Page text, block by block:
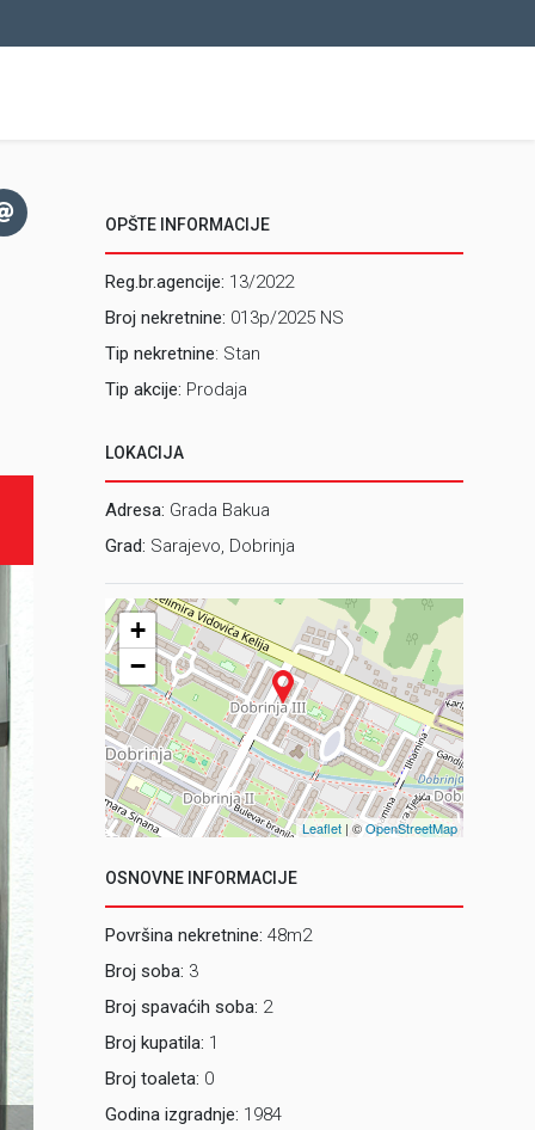
OPŠTE INFORMACIJE
Reg.br.agencije: 13/2022
Broj nekretnine: 013p/2025 NS
Tip nekretnine: Stan
Tip akcije: Prodaja
LOKACIJA
Adresa: Grada Bakua
Grad: Sarajevo, Dobrinja
+
−
Leaflet | ©OpenStreetMap
OSNOVNE INFORMACIJE
Površina nekretnine: 48m2
Broj soba: 3
Broj spavaćih soba: 2
Broj kupatila: 1
Broj toaleta: 0
Godina izgradnje: 1984